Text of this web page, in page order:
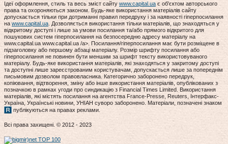
Ідеї оформлення, стиль та весь зміст сайту www.capital.ua є об'єктом авторського
права та охороняються законом. Будь-яке використання матеріалів сайту
допускається тільки при дотриманні правил передруку і за наявності гіперпосилання
на www.capital.ua. Дозволяється використання тільки матеріалів, що знаходяться у
відкритому доступі і лише за умови посилання та/або прямого відкритого для
пошукових систем гіперпосилання на безпосередню адресу матеріалу на
www.capital.ua www.capital.ua /a>. Посилання/гіперпосилання має бути розміщене в
підзаголовку або першому абзаці матеріалу. Розмір шрифту посилання або
гіперпосилання не повинен бути меншим за шрифт тексту використовуваного
матеріалу. Будь-яке використання матеріалів, які знаходяться у закритому доступі
та доступні лише зареєстрованим користувачам, допускається лише за попереднім
письмовим дозволом правовласника. Категорично заборонено передрук,
копіювання, відтворення, зміну або інше використання матеріалів, опублікованих з
позначкою в рамках угоди про синдикацію з Financial Times Limited. Використання
матеріалів, які містять посилання на агентства France-Presse, Reuters, Інтерфакс-
Україна, Українські новини, УНІАН суворо заборонено. Матеріали, позначені знаком
публікуються на правах реклами.
Всі права захищені. © 2012 - 2023